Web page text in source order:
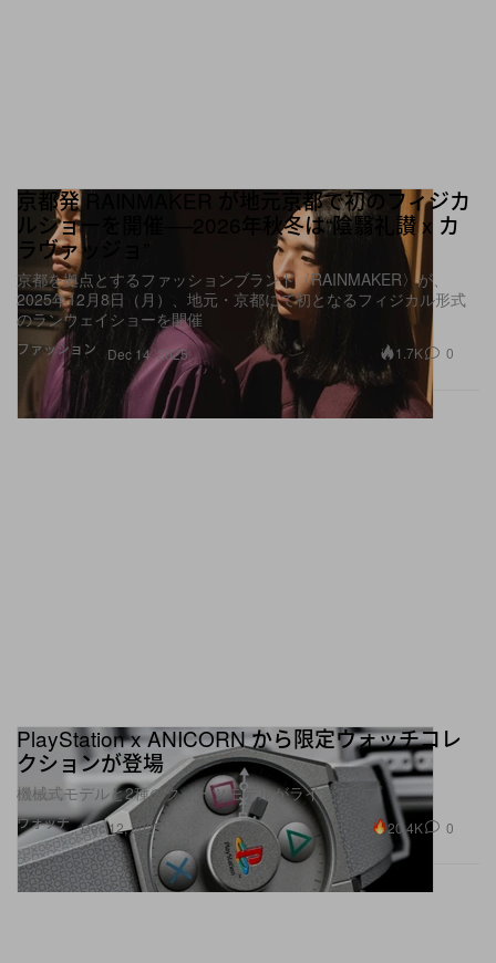
ファッション
京都発 RAINMAKER が地元京都で初のフィジカ
ルショーを開催──2026年秋冬は“陰翳礼讃 x カ
ラヴァッジョ”
京都を拠点とするファッションブランド〈RAINMAKER〉が、
2025年12月8日（月）、地元・京都にて初となるフィジカル形式
のランウェイショーを開催
Dec 14, 2025 1.7K 0
ウォッチ
PlayStation x ANICORN から限定ウォッチコレ
クションが登場
機械式モデルと2種のクォーツモデルがラインアップ
Dec 12, 2025 20.4K 0